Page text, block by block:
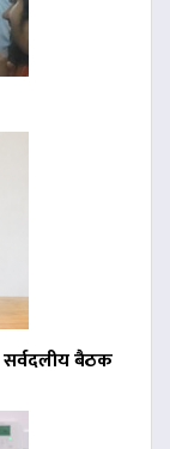
सर्वदलीय बैठक